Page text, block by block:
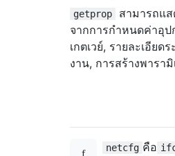
getprop
สามารถแส
จากการกำหนดค่าอุป
เกตเวย์, รายละเอียด
งาน, การสร้างพารา
netcfg คือ